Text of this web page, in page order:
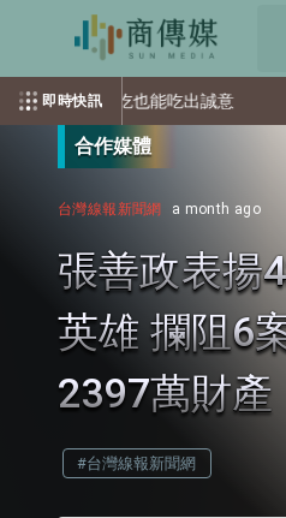
即時快訊
沖 小吃也能吃出誠意 外
合作媒體
台灣線報新聞網 a month ago
張善政表揚
英雄 攔阻6
2397萬財產
#台灣線報新聞網